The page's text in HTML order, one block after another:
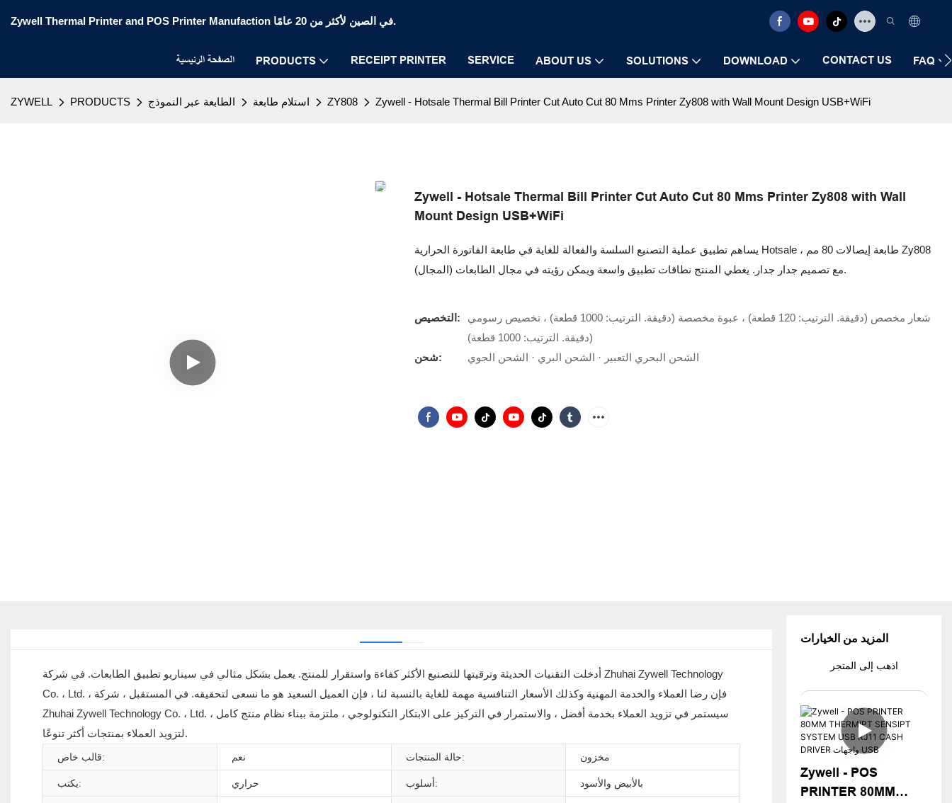
Zywell Thermal Printer and POS Printer Manufaction في الصين لأكثر من 20 عامًا.
الصفحة الرئيسية PRODUCTS RECEIPT PRINTER SERVICE ABOUT US SOLUTIONS DOWNLOAD CONTACT US FAQ
ZYWELL PRODUCTS الطابعة عبر النموذج استلام طابعة ZY808 Zywell - Hotsale Thermal Bill Printer Cut Auto Cut 80 Mms Printer Zy808 with Wall Mount Design USB+WiFi
Zywell - Hotsale Thermal Bill Printer Cut Auto Cut 80 Mms Printer Zy808 with Wall
Mount Design USB+WiFi
يساهم تطبيق عملية التصنيع السلسة والفعالة للغاية في طابعة الفاتورة الحرارية Hotsale ، طابعة إيصالات 80 مم Zy808
مع تصميم جدار جدار. يغطي المنتج نطاقات تطبيق واسعة ويمكن رؤيته في مجال الطابعات (المجال).
التخصيص:
شعار مخصص (دقيقة. الترتيب: 120 قطعة) ، عبوة مخصصة (دقيقة. الترتيب: 1000 قطعة) ، تخصيص رسومي
(دقيقة. الترتيب: 1000 قطعة)
شحن:
الشحن البحري التعبير · الشحن البري · الشحن الجوي
المزيد من الخيارات
اذهب إلى المتجر
Zywell - POS
PRINTER 80MM
أدخلت التقنيات الحديثة وترقيتها للتصنيع الأكثر كفاءة واستقرار للمنتج. يعمل بشكل مثالي في سيناريو تطبيق الطابعات. في شركة Zhuhai Zywell Technology
Co. ، Ltd. ، فإن رضا العملاء والخدمة المهنية وكذلك الأسعار التنافسية مهمة للغاية بالنسبة لنا ، فإن العميل السعيد هو ما نسعى لتحقيقه. في المستقبل ، شركة
Zhuhai Zywell Technology Co. ، Ltd. سيستمر في تزويد العملاء بخدمة أفضل ، والاستمرار في التركيز على الابتكار التكنولوجي ، ملتزمة ببناء نظام منتج كامل ،
لتزويد العملاء بمنتجات أكثر تنوعًا.
قالب خاص: نعم حالة المنتجات: مخزون
يكتب: حراري أسلوب: بالأبيض والأسود